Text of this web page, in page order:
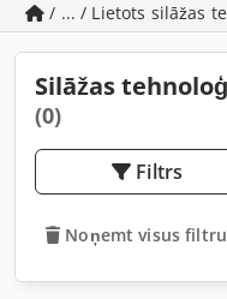
/ ... / Lietots silāžas
Silāžas
(0)
Filtrs
Noņemt visus